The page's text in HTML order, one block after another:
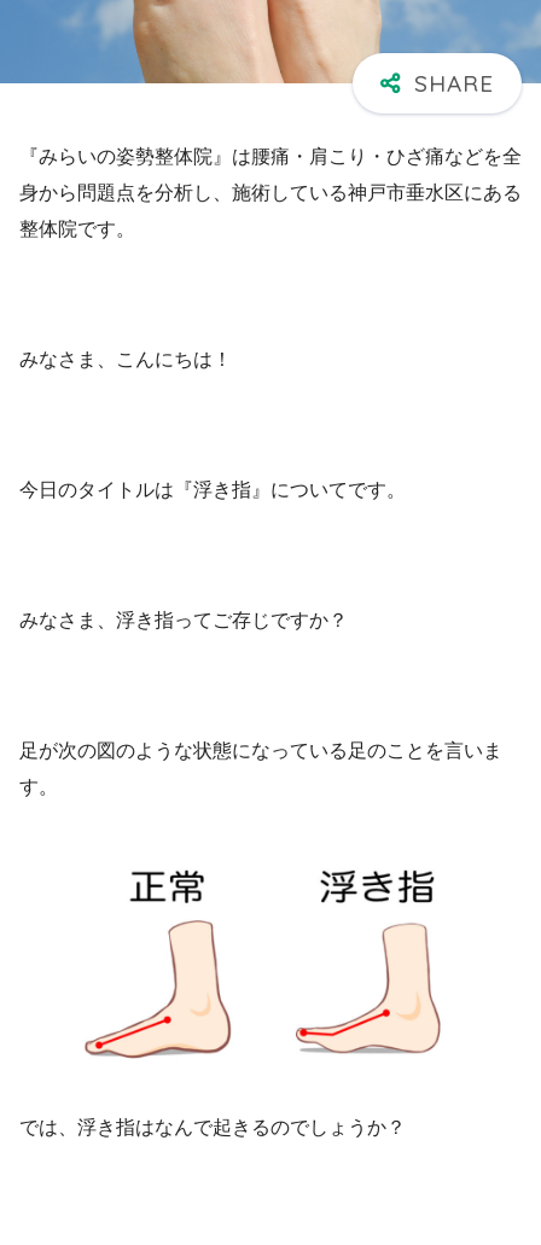
『みらいの姿勢整体院』は腰痛・肩こり・ひざ痛などを全
身から問題点を分析し、施術している神戸市垂水区にある
整体院です。
みなさま、こんにちは！
今日のタイトルは『浮き指』についてです。
みなさま、浮き指ってご存じですか？
足が次の図のような状態になっている足のことを言いま
す。
では、浮き指はなんで起きるのでしょうか？